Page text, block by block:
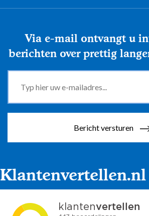
Via e-mail ontvangt u
berichten over prettig
Bericht versturen
Klantenvertellen.nl